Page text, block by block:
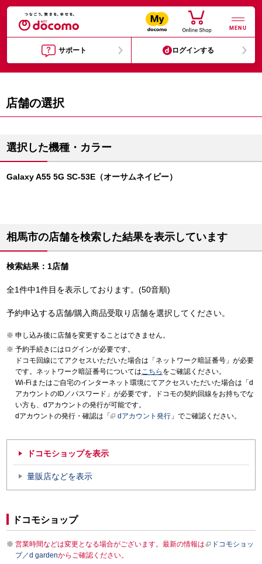
MENU
サポート ログインする
店舗の選択
選択した機種・カラー
Galaxy A55 5G SC-53E（オーサムネイビー）
相馬市の店舗を検索した結果を表示しています
検索結果：1店舗
全1件中1件目を表示しております。(50音順)
予約申込する店舗/購入商品受取り店舗を選択してください。
申し込み後に店舗を変更することはできません。
予約手続きにはログインが必要です。
ドコモ回線にてアクセスいただいた場合は「ネットワーク暗証番号」が必要
です。ネットワーク暗証番号についてはこちら をご確認ください。
Wi-Fiまたはご自宅のインターネット環境にてアクセスいただいた場合は「d
アカウントのID／パスワード」が必要です。ドコモの契約回線をお持ちでな
い方も、dアカウントの発行が可能です。
dアカウントの発行・確認は「
dアカウント発行 」でご確認ください。
ドコモショップを表示
量販店などを表示
ドコモショップ
営業時間などは変更となる場合がございます。最新の情報は
ドコモショッ
プ／d gardenからご確認ください。